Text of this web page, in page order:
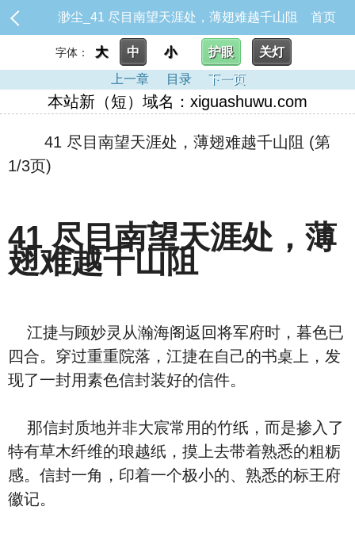
渺尘_41 尽目南望天涯处，薄翅难越千山阻 首页
字体： 大 中 小 护眼
关灯
上一章
目录 下一页
本站新（短）域名：xiguashuwu.com
41 尽目南望天涯处，薄翅难越千山阻 (第
1/3页)
41 尽目南望天涯处，薄
翅难越千山阻
江捷与顾妙灵从瀚海阁返回将军府时，暮色已
四合。穿过重重院落，江捷在自己的书桌上，发
现了一封用素色信封装好的信件。
那信封质地并非大宸常用的竹纸，而是掺入了
特有草木纤维的琅越纸，摸上去带着熟悉的粗粝
感。信封一角，印着一个极小的、熟悉的标王府
徽记。